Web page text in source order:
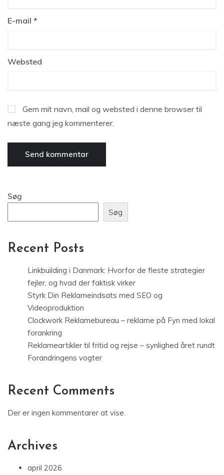
E-mail *
Websted
Gem mit navn, mail og websted i denne browser til
næste gang jeg kommenterer.
Søg
Søg
Recent Posts
Linkbuilding i Danmark: Hvorfor de fleste strategier
fejler, og hvad der faktisk virker
Styrk Din Reklameindsats med SEO og
Videoproduktion
Clockwork Reklamebureau – reklame på Fyn med lokal
forankring
Reklameartikler til fritid og rejse – synlighed året rundt
Forandringens vogter
Recent Comments
Der er ingen kommentarer at vise.
Archives
april 2026